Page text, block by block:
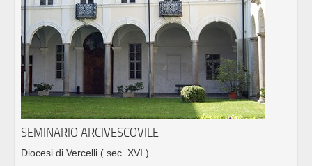
SEMINARIO ARCIVESCOVILE
Diocesi di Vercelli ( sec. XVI )